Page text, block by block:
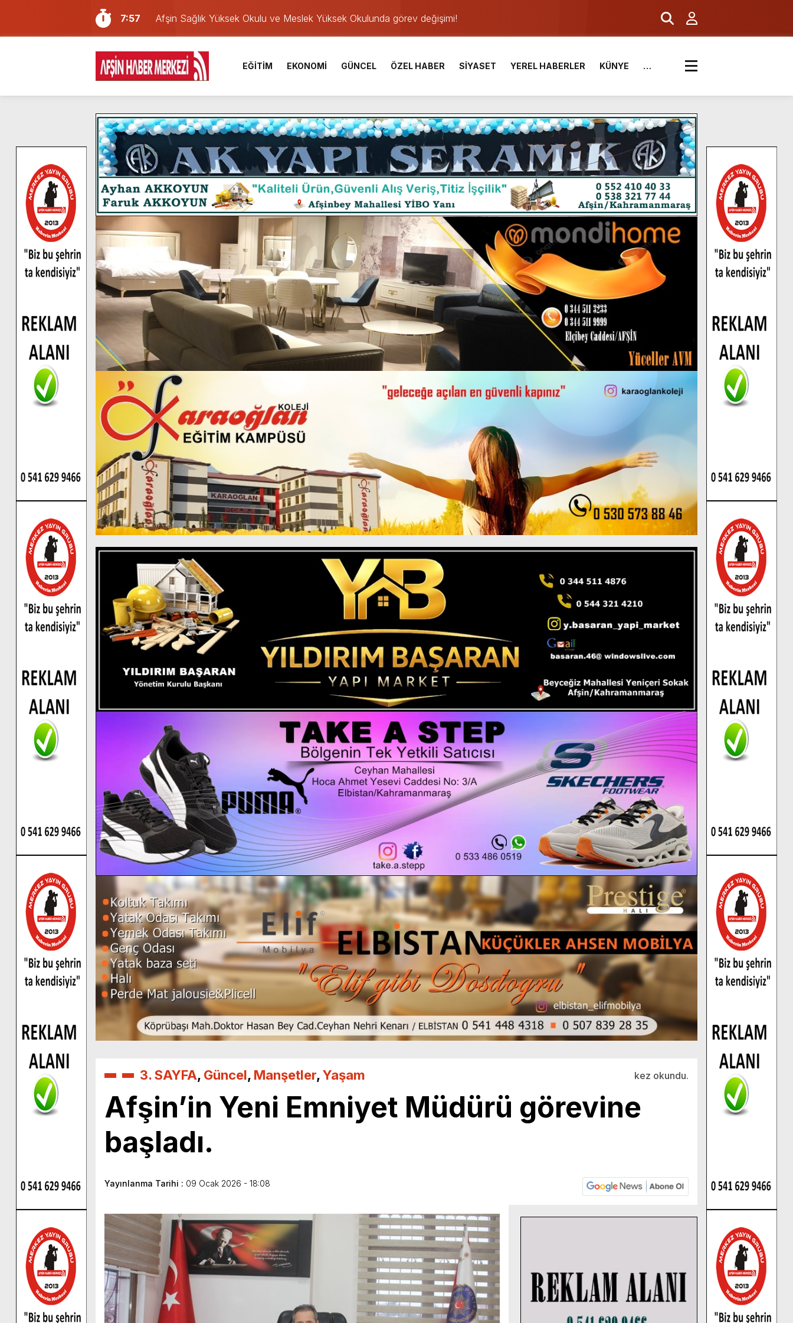
7:57
Afşin Sağlık Yüksek Okulu ve Meslek Yüksek Okulunda görev değişimi!
6:31
Onikişubat Belediyesi’nin Üniversite Hazırlık Kursu başvurularında son gün 7 Ağustos.
16:10
Uluslararası Bisiklet Yarışması’nda En Zorlu Etap Tamamlandı.
13:27
NOTER ONAYLI TYP LİSTESİ YAYINLANDI.
11:22
KAFUM Fuar Alanı Bulut ve Yavuz’un Ezgileriyle Şenlendi.
8:06
Afşinli bir hemşehrimizin de olduğu Filistin Konvoyu, güçlenerek ilerliyor.
14:05
Madrigal, Perşembe Günü KAFUM’da Sahne Alacak.
7:39
KEDİNİZ Mİ VAR?
7:27
Cumhurbaşkanı Erdoğan, Ayser Çalık Ortaokulu Şehitlerinin Aileleriyle Bir Araya Geldi.
8:58
GÖZYAŞI RAHMETTİR
EĞİTİM EKONOMİ GÜNCEL ÖZEL HABER SİYASET YEREL HABERLER KÜNYE …
3. SAYFA, Güncel, Manşetler,Yaşam kez okundu.
Afşin’in Yeni Emniyet Müdürü görevine
başladı.
Yayınlanma Tarihi : 09 Ocak 2026 - 18:08